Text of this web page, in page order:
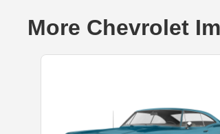
More Chevrolet